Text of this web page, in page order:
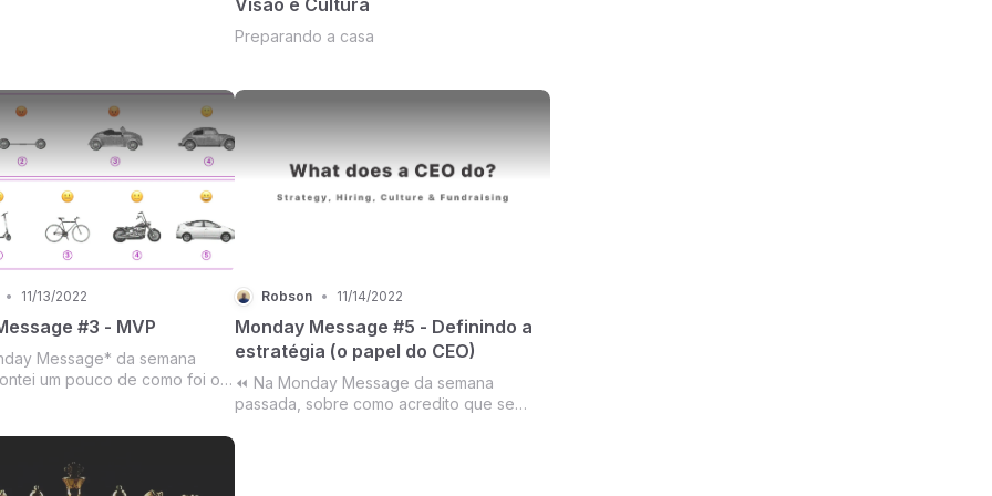
Preparando a casa
• 11/13/2022
#3 - MVP
Message* da semana
um pouco de como foi o
certo e por quê, e o que
errado e por que deu errado.
Robson • 11/14/2022
Monday Message #5 - Definindo a
estratégia (o papel do CEO)
⏪ Na Monday Message da semana
passada, sobre como acredito que se